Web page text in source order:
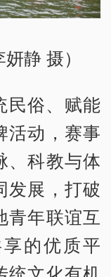
静 摄）
民俗、赋能
活动，赛事
、科教与体
发展，打破
青年联谊互
的优质平